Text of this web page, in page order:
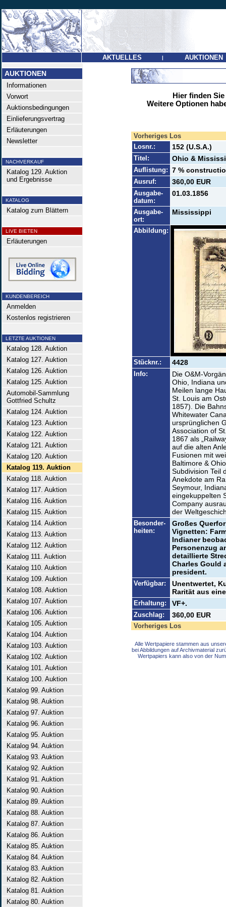
AKTUELLES | AUKTIONEN
AUKTIONEN
Informationen
Vorwort
Auktionsbedingungen
Einlieferungsvertrag
Erläuterungen
Newsletter
NACHVERKAUF
Katalog 129. Auktion
und Ergebnisse
KATALOG
Katalog zum Blättern
LIVE BIETEN
Erläuterungen
KUNDENBEREICH
Anmelden
Kostenlos registrieren
LETZTE AUKTIONEN
Katalog 128. Auktion
Katalog 127. Auktion
Katalog 126. Auktion
Katalog 125. Auktion
Automobil-Sammlung
Gottfried Schultz
Katalog 124. Auktion
Katalog 123. Auktion
Katalog 122. Auktion
Katalog 121. Auktion
Katalog 120. Auktion
Katalog 119. Auktion
Katalog 118. Auktion
Katalog 117. Auktion
Katalog 116. Auktion
Katalog 115. Auktion
Katalog 114. Auktion
Katalog 113. Auktion
Katalog 112. Auktion
Katalog 111. Auktion
Katalog 110. Auktion
Katalog 109. Auktion
Katalog 108. Auktion
Katalog 107. Auktion
Katalog 106. Auktion
Katalog 105. Auktion
Katalog 104. Auktion
Katalog 103. Auktion
Katalog 102. Auktion
Katalog 101. Auktion
Katalog 100. Auktion
Katalog 99. Auktion
Katalog 98. Auktion
Katalog 97. Auktion
Katalog 96. Auktion
Katalog 95. Auktion
Katalog 94. Auktion
Katalog 93. Auktion
Katalog 92. Auktion
Katalog 91. Auktion
Katalog 90. Auktion
Katalog 89. Auktion
Katalog 88. Auktion
Katalog 87. Auktion
Katalog 86. Auktion
Katalog 85. Auktion
Katalog 84. Auktion
Katalog 83. Auktion
Katalog 82. Auktion
Katalog 81. Auktion
Katalog 80. Auktion
Hier finden
Weitere Optionen
Vorheriges Los
Losnr.:
152 (U.S.A.)
Titel: Ohio &
Auflistung: 7 %
Ausruf: 360,00 EUR
Ausgabe-
datum:
01.03.1856
Ausgabe-
ort:
Mississippi
Abbildung:
Stücknr.: 4428
Info:
Die O&M-
Ohio, Indiana
Meilen lange
St. Louis am
1857). Die
Whitewater
ursprünglichen
Association of
1867 als
auf die alten
Fusionen mit
Baltimore &
Subdivision Teil
Anekdote am
Seymour,
eingekuppelten
Company
der
Besonder-
heiten:
Großes
Vignetten:
Indianer
Personenzug
detaillierte
Charles Gould
president.
Verfügbar:
Unentwertet,
Rarität aus
Erhaltung: VF+.
Zuschlag: 360,00 EUR
Vorheriges Los
Alle Wertpapiere stammen aus
bei Abbildungen auf Archivmaterial
Wertpapiers kann also von der